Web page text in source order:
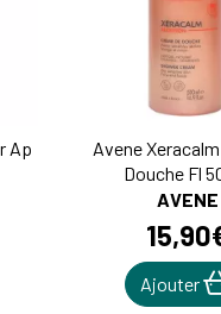
Ap
Avene
Douche Fl
AVENE
15,90
Ajouter